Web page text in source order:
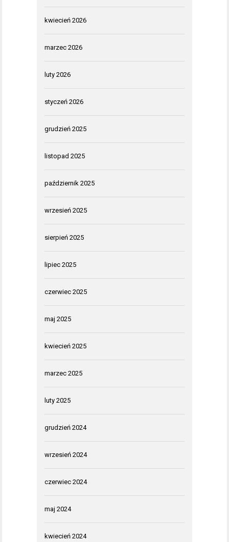
kwiecień 2026
marzec 2026
luty 2026
styczeń 2026
grudzień 2025
listopad 2025
październik 2025
wrzesień 2025
sierpień 2025
lipiec 2025
czerwiec 2025
maj 2025
kwiecień 2025
marzec 2025
luty 2025
grudzień 2024
wrzesień 2024
czerwiec 2024
maj 2024
kwiecień 2024